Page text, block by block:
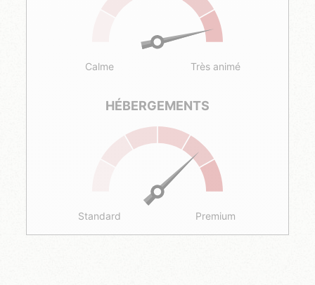
Calme Très animé
HÉBERGEMENTS
Standard Premium